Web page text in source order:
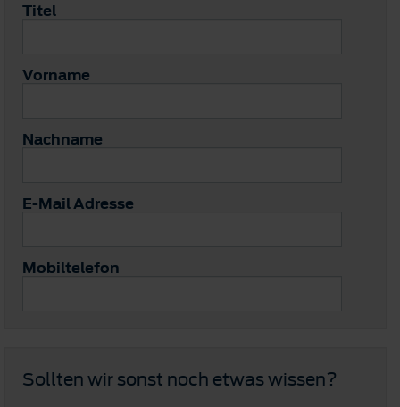
Titel
Vorname
Nachname
E-Mail Adresse
Mobiltelefon
Sollten wir sonst noch etwas wissen?